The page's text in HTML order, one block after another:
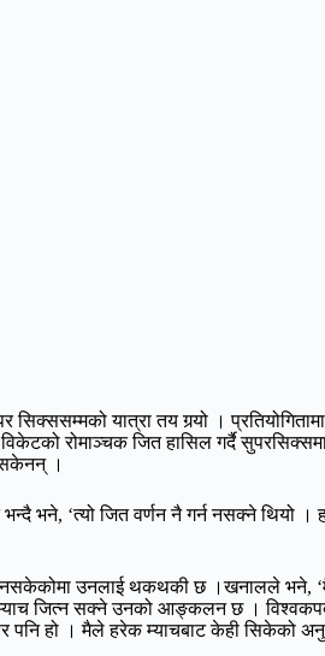
यात्रा तय गर्‍यो ।
रोमाञ्चक जित हासिल गर्दै
सकेनन् ।
भने, ‘त्यो जित वर्णन नै गर्न नसक्ने थियो ।
उनलाई थकथकी छ ।खनालले भने,
जित्न सक्ने उनको आङ्कलन छ ।
पनि हो । मैले हरेक म्याचबाट केही